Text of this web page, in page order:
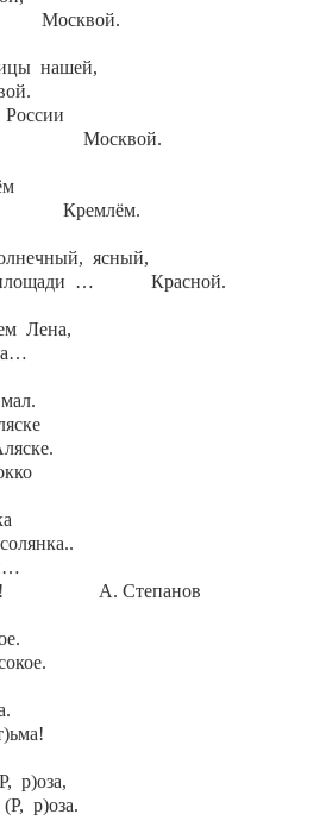
нашей,
… Москвой.
Кремлём.
ясный,
площади … Красной.
Лена,
А. Степанов
р)оза,
р)оза.